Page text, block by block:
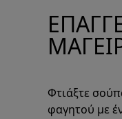
Φτιάξτε
φαγητού με